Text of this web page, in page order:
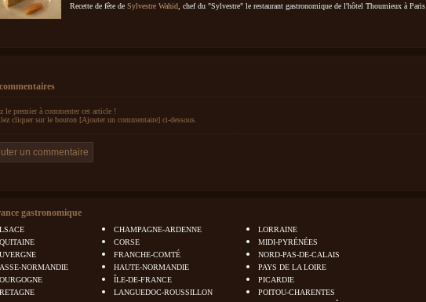
Recette de fête de Sylvestre Wahid , chef du "Sylvestre" le restaurant gastronomique de l'hôtel Thoumieux à Paris
le premier à commenter cet article !
cliquer sur le bouton [Ajouter un commentaire] ci-dessous.
gastronomique
NORMANDIE
CHAMPAGNE-ARDENNE
CORSE
FRANCHE-COMTÉ
HAUTE-NORMANDIE
ÎLE-DE-FRANCE
LANGUEDOC-ROUSSILLON
LORRAINE
MIDI-PYRÉNÉES
NORD-PAS-DE-CALAIS
PAYS DE LA LOIRE
PICARDIE
POITOU-CHARENTES